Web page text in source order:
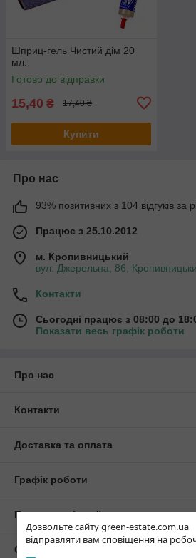
Дозвольте сайту green-estate.com.ua
відправляти вам сповіщення на
Шприц-гель Чистий дім 20
мл.
Готово до відправки
15,40 ₴ 17,40 ₴
Купити
Про нас
93% позитивних з 104 відгуків за
Працює з 25.10.2012
м. Кропивницький
вул. Джерельна, 86,
Контакти
Сьогодні працює з 08:00 до
Показати весь графік роботи
Про нас
Контакти
Доставка та оплата
Графік роботи
Повна версія сайту
Сайт створено на маркетплейсі